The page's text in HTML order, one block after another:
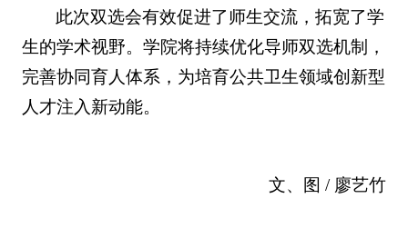
此次双选会有效促进了师生交流，拓宽了学
生的学术视野。学院将持续优化导师双选机制，
完善协同育人体系，为培育公共卫生领域创新型
人才注入新动能。
文、图 / 廖艺竹